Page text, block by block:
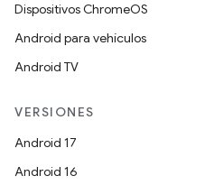
Dispositivos ChromeOS
Android para vehículos
Android TV
VERSIONES
Android 17
Android 16